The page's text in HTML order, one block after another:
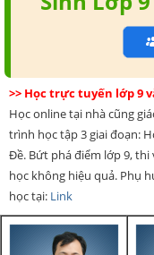
>> Học trực tuyến lớp 9
Học online tại nhà cũng
trình học tập 3 giai đoạn:
Đề. Bứt phá điểm lớp 9, thi
học không hiệu quả. Phụ
học tại: Link